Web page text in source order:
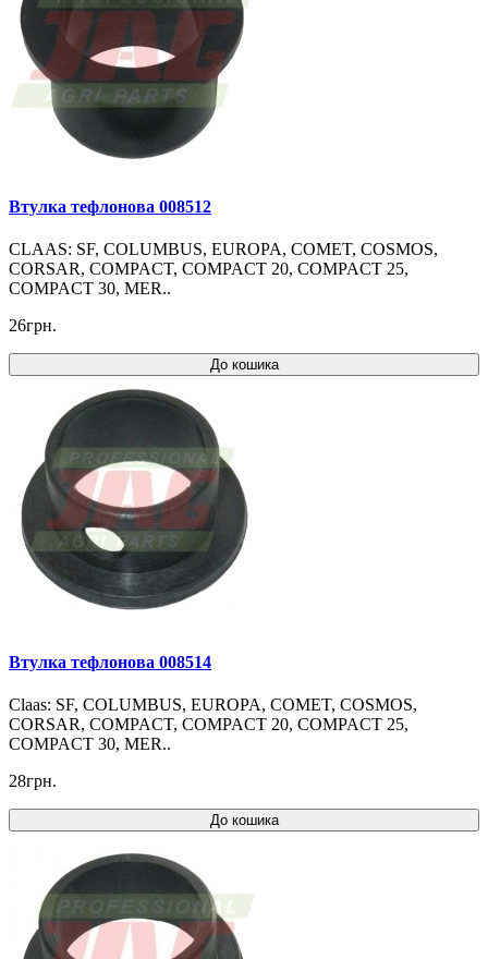
Втулка тефлонова 008512
CLAAS: SF, COLUMBUS, EUROPA, COMET, COSMOS,
CORSAR, COMPACT, COMPACT 20, COMPACT 25,
COMPACT 30, MER..
26грн.
До кошика
Втулка тефлонова 008514
Claas: SF, COLUMBUS, EUROPA, COMET, COSMOS,
CORSAR, COMPACT, COMPACT 20, COMPACT 25,
COMPACT 30, MER..
28грн.
До кошика